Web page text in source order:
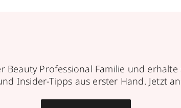
Beauty Professional Familie und
Insider-Tipps aus erster Hand. Jetzt